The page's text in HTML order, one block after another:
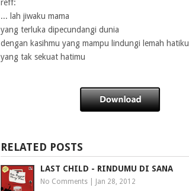
reff:
... lah jiwaku mama
yang terluka dipecundangi dunia
dengan kasihmu yang mampu lindungi lemah hatiku
yang tak sekuat hatimu
RELATED POSTS
LAST CHILD - RINDUMU DI SANA
No Comments Jan 28, 2012